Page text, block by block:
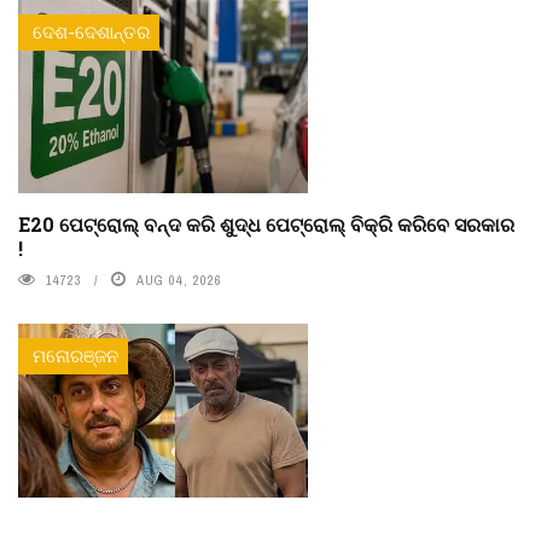
ଦେଶ-ଦେଶାନ୍ତର
E20 ପେଟ୍ରୋଲ୍ ବନ୍ଦ କରି ଶୁଦ୍ଧ ପେଟ୍ରୋଲ୍ ବିକ୍ରି କରିବେ ସରକାର
!
14723 AUG 04, 2026
ମନୋରଞ୍ଜନ